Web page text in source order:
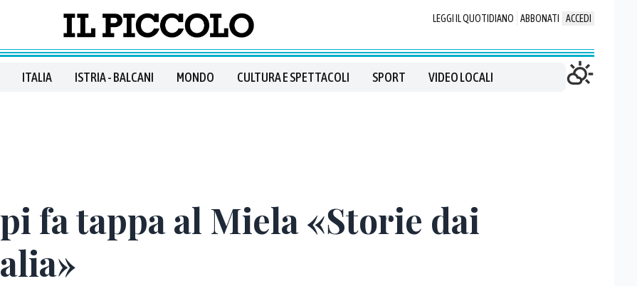
LEGGI IL QUOTIDIANO ABBONATI ACCEDI
ITALIA ISTRIA - BALCANI MONDO CULTURA E SPETTACOLI SPORT VIDEO LOCALI
fa tappa al Miela «Storie dai